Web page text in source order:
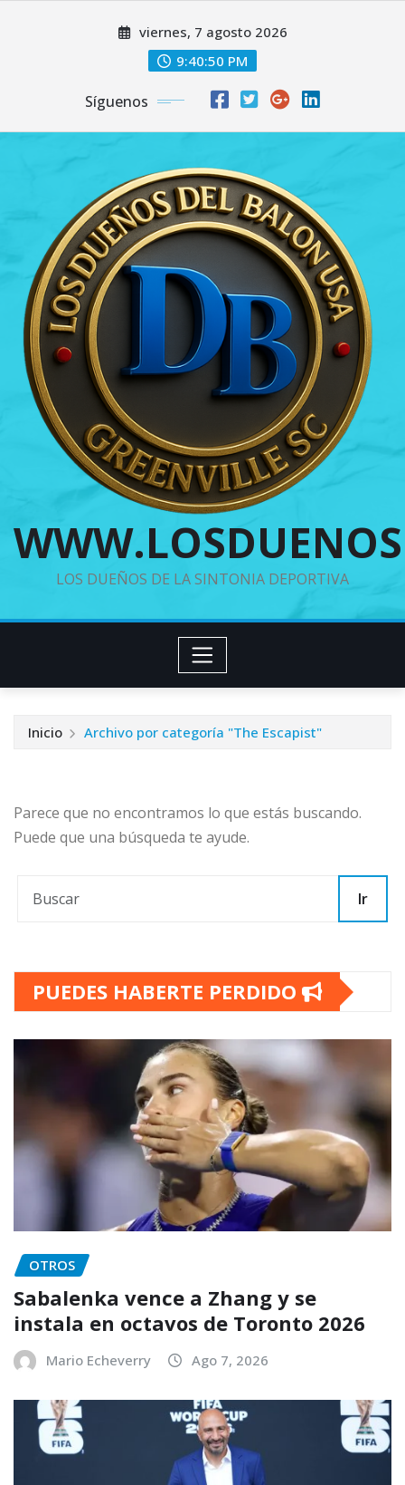
viernes, 7 agosto 2026
9:40:51 PM
Síguenos
LOS DUEÑOS DE LA SINTONIA DEPORTIVA
Inicio Archivo por categoría "The Escapist"
Parece que no encontramos lo que estás buscando.
Puede que una búsqueda te ayude.
Ir
PUEDES HABERTE PERDIDO
OTROS
Sabalenka vence a Zhang y se
instala en octavos de Toronto 2026
Mario Echeverry Ago 7, 2026